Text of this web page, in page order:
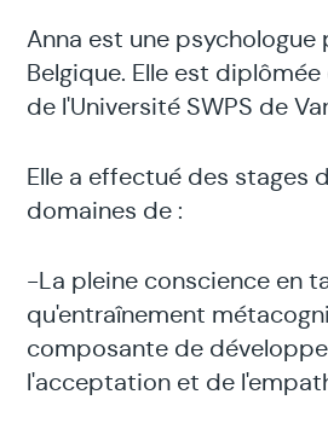
Anna est une psychologue
Belgique. Elle est
de l'Université SWPS de
Elle a effectué des stages
domaines de :
-La pleine conscience en
qu'entraînement
composante de
l'acceptation et de